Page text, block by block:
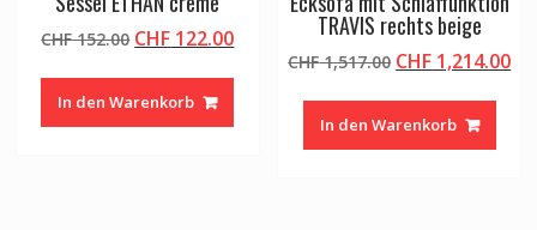
CHF152.00 Ursprünglicher
war:
CHF 152.00
CHF 122.00Aktueller
CHF 122.00.
In den Warenkorb
TRAVIS rechts beige
CHF1,517.00 Ursprünglicher
war:
CHF 1,517.00
CHF 1,214.00
In den Warenkorb